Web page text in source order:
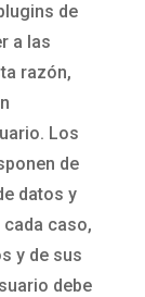
de
a las
razón,
Los
de
datos y
caso,
y de sus
debe